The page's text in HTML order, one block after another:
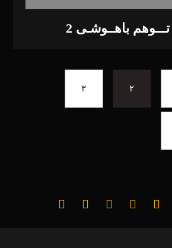
باهــوشـی 2
۲ ۳